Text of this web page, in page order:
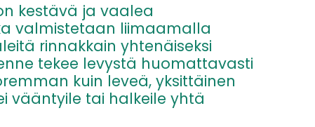
kestävä ja vaalea
valmistetaan liimaamalla
rinnakkain yhtenäiseksi
tekee levystä huomattavasti
kuin leveä, yksittäinen
vääntyile tai halkeile yhtä